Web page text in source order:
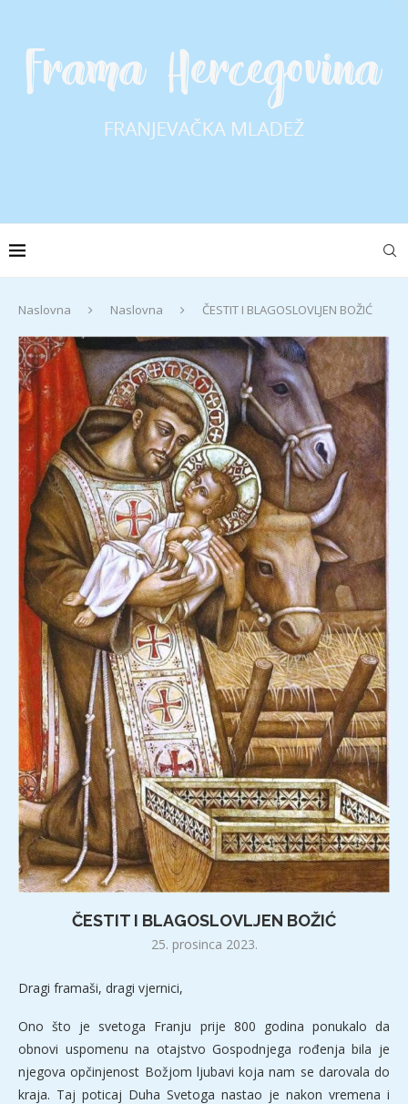
Naslovna Naslovna ČESTIT I BLAGOSLOVLJEN BOŽIĆ
ČESTIT I BLAGOSLOVLJEN BOŽIĆ
25. prosinca 2023.
Dragi framaši, dragi vjernici,
Ono što je svetoga Franju prije 800 godina ponukalo da
obnovi uspomenu na otajstvo Gospodnjega rođenja bila je
njegova opčinjenost Božjom ljubavi koja nam se darovala do
kraja. Taj poticaj Duha Svetoga nastao je nakon vremena i